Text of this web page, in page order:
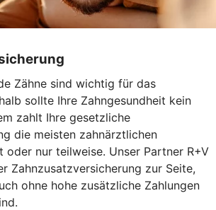
Zähne sind wichtig für das
sollte Ihre Zahngesundheit kein
zahlt Ihre gesetzliche
die meisten zahnärztlichen
oder nur teilweise. Unser Partner R+V
Zahnzusatzversicherung zur Seite,
ohne hohe zusätzliche Zahlungen